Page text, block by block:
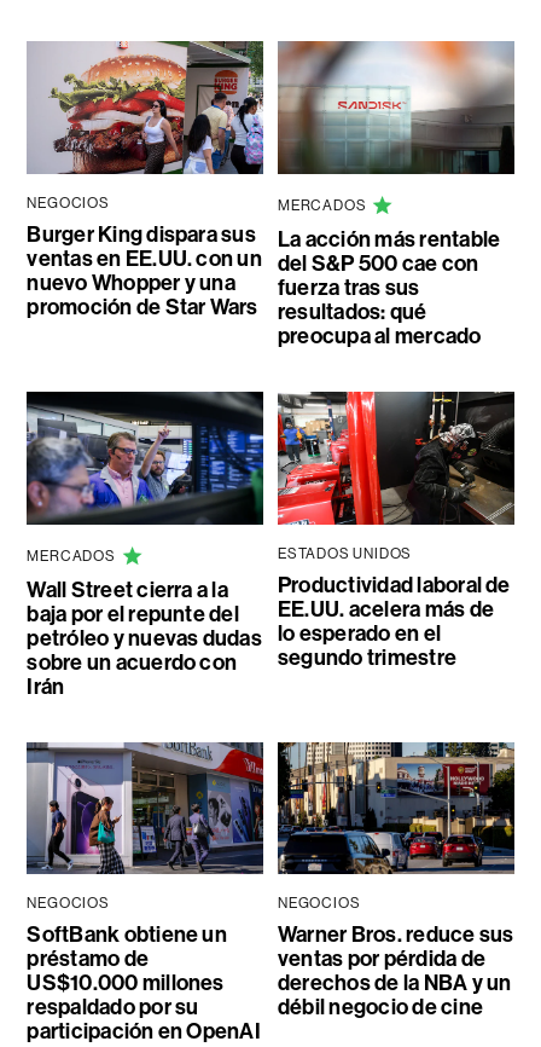
NEGOCIOS
Burger King dispara sus
ventas en EE.UU. con un
nuevo Whopper y una
promoción de Star Wars
MERCADOS
La acción más rentable
del S&P 500 cae con
fuerza tras sus
resultados: qué
preocupa al mercado
MERCADOS
Wall Street cierra a la
baja por el repunte del
petróleo y nuevas dudas
sobre un acuerdo con
Irán
ESTADOS UNIDOS
Productividad laboral de
EE.UU. acelera más de
lo esperado en el
segundo trimestre
NEGOCIOS
SoftBank obtiene un
préstamo de
US$10.000 millones
respaldado por su
participación en OpenAI
NEGOCIOS
Warner Bros. reduce sus
ventas por pérdida de
derechos de la NBA y un
débil negocio de cine